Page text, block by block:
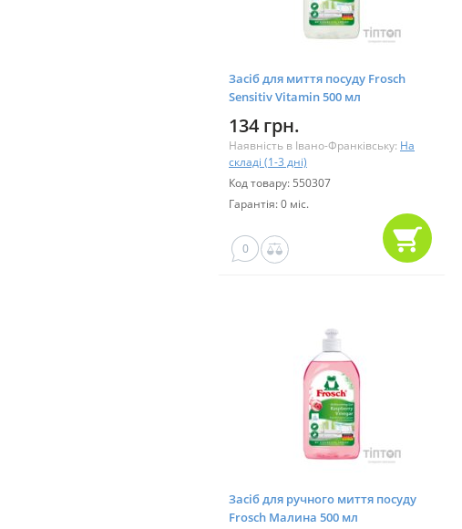
Засіб для миття посуду Frosch
Sensitiv Vitamin 500 мл
134 грн.
Наявність в Івано-Франківську: На
складі (1-3 дні)
Код товару: 550307
Гарантія: 0 міс.
0
Засіб для ручного миття посуду
Frosch Малина 500 мл